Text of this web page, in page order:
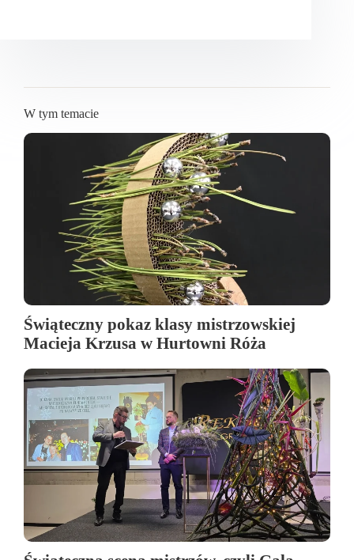
W tym temacie
Świąteczny pokaz klasy mistrzowskiej
Macieja Krzusa w Hurtowni Róża